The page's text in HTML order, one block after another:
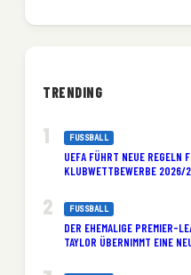
TRENDING
FUSSBALL
UEFA FÜHRT NEUE REGELN
KLUBWETTBEWERBE 2026/
FUSSBALL
DER EHEMALIGE PREMIER-
TAYLOR ÜBERNIMMT EINE